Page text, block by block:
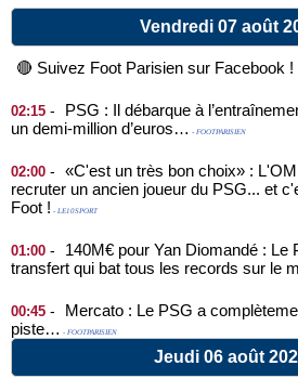
Vendredi 07 août
🔴 Suivez Foot Parisien sur Facebook !
02:15 -
PSG : Il débarque à
un demi-million d’euros… - FOOTPARISIEN
02:00 -
«C'est un très bon choix» :
recruter un ancien joueur du PSG... et
Foot ! - LE10SPORT
01:00 -
140M€ pour Yan Diomandé : Le
transfert qui bat tous les records sur le
00:45 -
Mercato : Le PSG a
piste… - FOOTPARISIEN
Jeudi 06 août